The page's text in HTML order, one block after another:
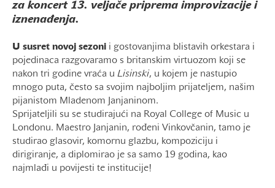
za koncert 13. veljače priprema improvizacije i
iznenađenja.
U susret novoj sezoni i gostovanjima blistavih orkestara i
pojedinaca razgovaramo s britanskim virtuozom koji se
nakon tri godine vraća u Lisinski, u kojem je nastupio
mnogo puta, često sa svojim najboljim prijateljem, našim
pijanistom Mladenom Janjaninom.
Sprijateljili su se studirajući na Royal College of Music u
Londonu. Maestro Janjanin, rođeni Vinkovčanin, tamo je
studirao glasovir, komornu glazbu, kompoziciju i
dirigiranje, a diplomirao je sa samo 19 godina, kao
najmlađi u povijesti te institucije!